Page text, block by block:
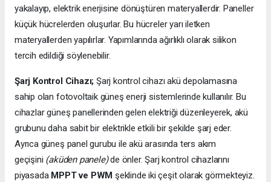
yakalayıp, elektrik enerjisine dönüştüren materyallerdir. Paneller
küçük hücrelerden oluşurlar. Bu hücreler yarı iletken
materyallerden yapılırlar. Yapımlarında ağırlıklı olarak silikon
tercih edildiği söylenebilir.
Şarj Kontrol Cihazı; Şarj kontrol cihazı akü depolamasına
sahip olan fotovoltaik güneş enerji sistemlerinde kullanılır. Bu
cihazlar güneş panellerinden gelen elektriği düzenleyerek, akü
grubunu daha sabit bir elektrikle etkili bir şekilde şarj eder.
Ayrıca güneş panel gurubu ile akü arasında ters akım
geçişini (aküden panele)de önler. Şarj kontrol cihazlarını
piyasada MPPT ve PWM şeklinde iki çeşit olarak görmekteyiz.